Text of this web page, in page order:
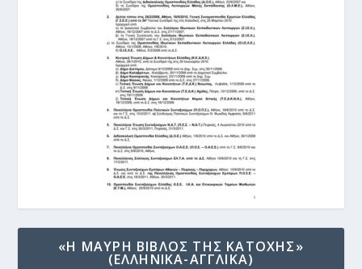
«Η ΜΑΥΡΗ ΒΙΒΛΟΣ ΤΗΣ ΚΑΤΟΧΗΣ»
(ΕΛΛΗΝΙΚΑ-ΑΓΓΛΙΚΑ)